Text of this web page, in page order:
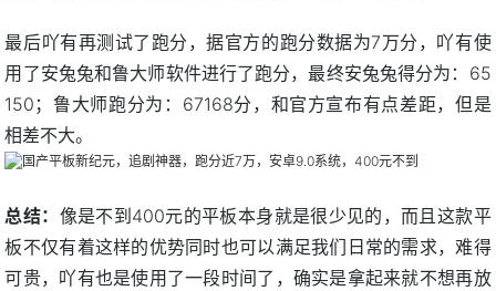
最后吖有再测试了跑分，据官方的跑分数据为7万分，吖有使
用了安兔兔和鲁大师软件进行了跑分，最终安兔兔得分为：65
150；鲁大师跑分为：67168分，和官方宣布有点差距，但是
相差不大。
总结： 像是不到400元的平板本身就是很少见的，而且这款平
板不仅有着这样的优势同时也可以满足我们日常的需求，难得
可贵，吖有也是使用了一段时间了，确实是拿起来就不想再放